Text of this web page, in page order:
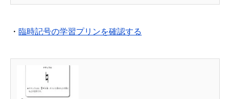
・ 臨時記号の学習プリンを確認する